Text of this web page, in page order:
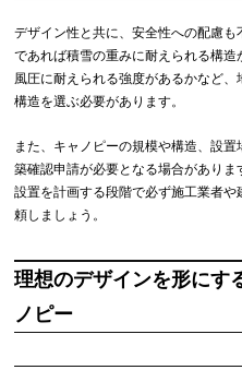
デザイン性と共に、安全性への配慮
であれば積雪の重みに耐えられる構
風圧に耐えられる強度があるかなど
構造を選ぶ必要があります。
また、キャノピーの規模や構造、設
築確認申請が必要となる場合がありま
設置を計画する段階で必ず施工業者
頼しましょう。
理想のデザインを形にす
ノピー